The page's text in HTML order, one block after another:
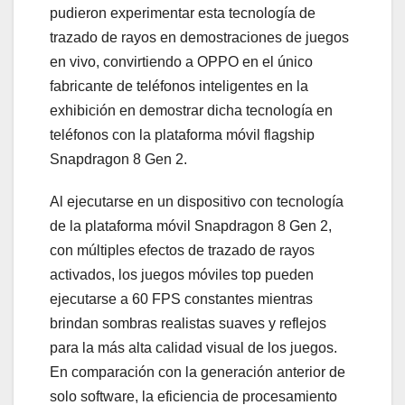
pudieron experimentar esta tecnología de
trazado de rayos en demostraciones de juegos
en vivo, convirtiendo a OPPO en el único
fabricante de teléfonos inteligentes en la
exhibición en demostrar dicha tecnología en
teléfonos con la plataforma móvil flagship
Snapdragon 8 Gen 2.
Al ejecutarse en un dispositivo con tecnología
de la plataforma móvil Snapdragon 8 Gen 2,
con múltiples efectos de trazado de rayos
activados, los juegos móviles top pueden
ejecutarse a 60 FPS constantes mientras
brindan sombras realistas suaves y reflejos
para la más alta calidad visual de los juegos.
En comparación con la generación anterior de
solo software, la eficiencia de procesamiento